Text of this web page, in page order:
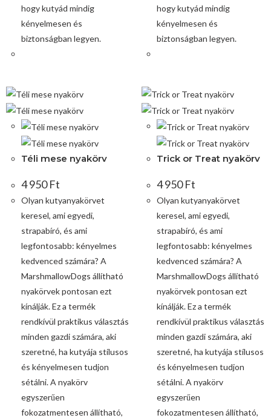
hogy kutyád mindig
kényelmesen és
biztonságban legyen.
hogy kutyád mindig
kényelmesen és
biztonságban legyen.
Téli mese nyakörv
4 950Ft
Olyan kutyanyakörvet
keresel, ami egyedi,
strapabíró, és ami
legfontosabb: kényelmes
kedvenced számára? A
MarshmallowDogs állítható
nyakörvek pontosan ezt
kínálják. Ez a termék
rendkívül praktikus választás
minden gazdi számára, aki
szeretné, ha kutyája stílusos
és kényelmesen tudjon
sétálni. A nyakörv
egyszerűen
fokozatmentesen állítható,
Trick or Treat nyakörv
4 950Ft
Olyan kutyanyakörvet
keresel, ami egyedi,
strapabíró, és ami
legfontosabb: kényelmes
kedvenced számára? A
MarshmallowDogs állítható
nyakörvek pontosan ezt
kínálják. Ez a termék
rendkívül praktikus választás
minden gazdi számára, aki
szeretné, ha kutyája stílusos
és kényelmesen tudjon
sétálni. A nyakörv
egyszerűen
fokozatmentesen állítható,